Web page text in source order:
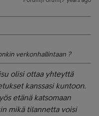
verkonhallintaan ?
olisi ottaa yhteyttä
kanssasi kuntoon.
etänä katsomaan
mikä tilannetta voisi